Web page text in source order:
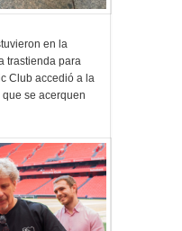
en la
trastienda para
Club accedió a la
se acerquen